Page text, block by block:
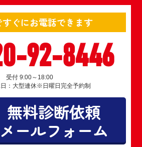
すぐにお電話できます
92-8446
受付 9:00～18:00
：大型連休※日曜日完全予約制
無料診断依頼
メールフォーム